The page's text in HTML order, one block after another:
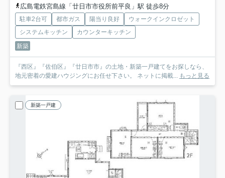
広島電鉄宮島線「廿日市市役所前平良」駅 徒歩8分
駐車2台可 都市ガス 陽当り良好
ウォークインクロゼット
システムキッチン
カウンターキッチン
新築
『西区』『佐伯区』『廿日市市』の土地・新築一戸建てをお探しなら、
地元密着の愛建ハウジングにお任せ下さい。 ネットに掲載... もっと見る
新築一戸建